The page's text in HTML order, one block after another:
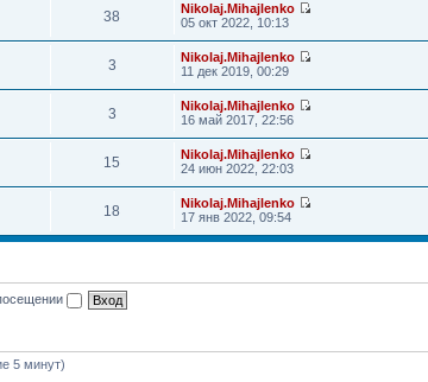
38
Nikolaj.Mihajlenko
05 окт 2022, 10:13
3
Nikolaj.Mihajlenko
11 дек 2019, 00:29
3
Nikolaj.Mihajlenko
16 май 2017, 22:56
15
Nikolaj.Mihajlenko
24 июн 2022, 22:03
18
Nikolaj.Mihajlenko
17 янв 2022, 09:54
5 минут)